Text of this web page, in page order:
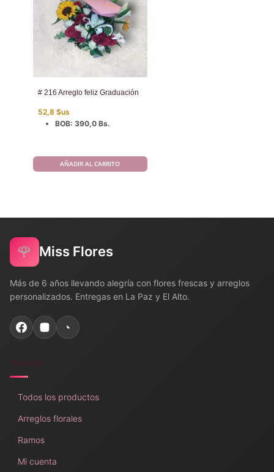
# 216 Arreglo feliz Graduación
52,8 $us
BOB: 390,0 Bs.
AÑADIR AL CARRITO
🌹 Miss Flores
Más de 6 años llevando alegría con flores frescas y arreglos
personalizados. Entregas en La Paz y El Alto.
Todos los productos
Arreglos florales
Ramos
Mi cuenta